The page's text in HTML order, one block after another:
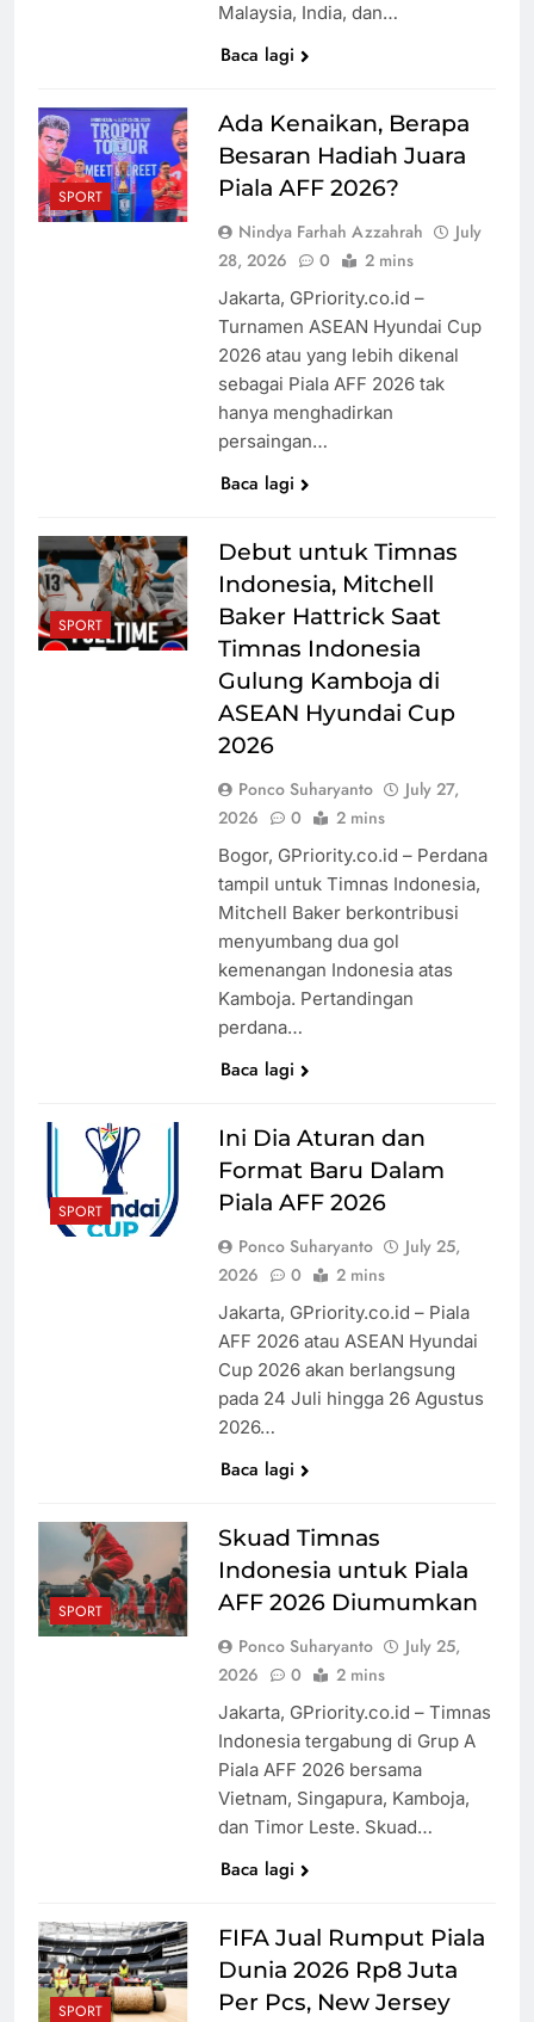
Malaysia, India, dan…
Baca lagi
SPORT
Ada Kenaikan, Berapa
Besaran Hadiah Juara
Piala AFF 2026?
Nindya Farhah Azzahrah
July
28, 2026
0 2 mins
Jakarta, GPriority.co.id –
Turnamen ASEAN Hyundai Cup
2026 atau yang lebih dikenal
sebagai Piala AFF 2026 tak
hanya menghadirkan
persaingan…
Baca lagi
SPORT
Debut untuk Timnas
Indonesia, Mitchell
Baker Hattrick Saat
Timnas Indonesia
Gulung Kamboja di
ASEAN Hyundai Cup
2026
Ponco Suharyanto
July 27,
2026
0 2 mins
Bogor, GPriority.co.id – Perdana
tampil untuk Timnas Indonesia,
Mitchell Baker berkontribusi
menyumbang dua gol
kemenangan Indonesia atas
Kamboja. Pertandingan
perdana…
Baca lagi
SPORT
Ini Dia Aturan dan
Format Baru Dalam
Piala AFF 2026
Ponco Suharyanto
July 25,
2026
0 2 mins
Jakarta, GPriority.co.id – Piala
AFF 2026 atau ASEAN Hyundai
Cup 2026 akan berlangsung
pada 24 Juli hingga 26 Agustus
2026…
Baca lagi
SPORT
Skuad Timnas
Indonesia untuk Piala
AFF 2026 Diumumkan
Ponco Suharyanto
July 25,
2026
0 2 mins
Jakarta, GPriority.co.id – Timnas
Indonesia tergabung di Grup A
Piala AFF 2026 bersama
Vietnam, Singapura, Kamboja,
dan Timor Leste. Skuad…
Baca lagi
SPORT
FIFA Jual Rumput Piala
Dunia 2026 Rp8 Juta
Per Pcs, New Jersey